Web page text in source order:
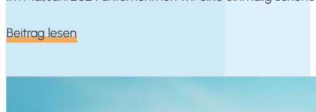
Bei­trag lesen